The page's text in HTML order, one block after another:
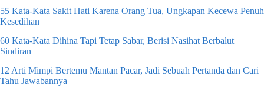
55 Kata-Kata Sakit Hati Karena Orang Tua, Ungkapan Kecewa Penuh
Kesedihan
60 Kata-Kata Dihina Tapi Tetap Sabar, Berisi Nasihat Berbalut
Sindiran
12 Arti Mimpi Bertemu Mantan Pacar, Jadi Sebuah Pertanda dan Cari
Tahu Jawabannya